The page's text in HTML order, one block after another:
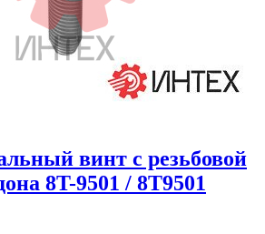
винт с резьбовой
8T-9501 / 8T9501